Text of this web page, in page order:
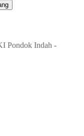
Pondok Indah -